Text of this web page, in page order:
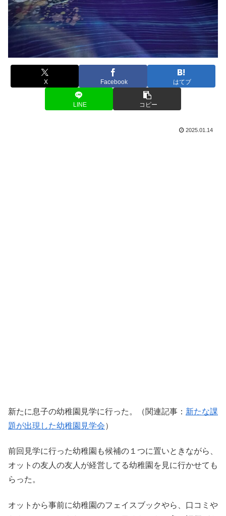
X Facebook はてブ
LINE コピー
2025.01.14
新たに息子の幼稚園見学に行った。（関連記事： 新たな課
題が出現した幼稚園見学会）
前回見学に行った幼稚園も候補の１つに置いときながら、
オットの友人の友人が経営してる幼稚園を見に行かせても
らった。
オットから事前に幼稚園のフェイスブックやら、口コミや